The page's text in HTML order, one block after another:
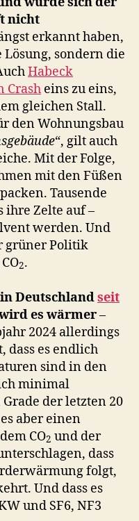
nicht
erkannt haben,
sondern die
Habeck
Crash eins zu eins,
gleichen Stall.
den Wohnungsbau
“, gilt auch
Mit der Folge,
mit den Füßen
Tausende
ihre Zelte auf –
werden. Und
grüner Politik
2.
Deutschlandseit
es wärmer–
2024 allerdings
dass es endlich
sind in den
minimal
der letzten 20
aber einen
CO2 und der
dass
folgt,
Und dass es
und SF6, NF3